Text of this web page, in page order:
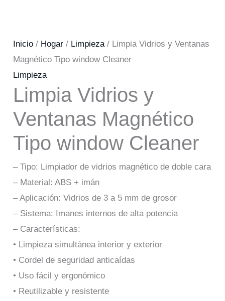
Inicio / Hogar / Limpieza/ Limpia Vidrios y Ventanas
Magnético Tipo window Cleaner
Limpieza
Limpia Vidrios y
Ventanas Magnético
Tipo window Cleaner
– Tipo: Limpiador de vidrios magnético de doble cara
– Material: ABS + imán
– Aplicación: Vidrios de 3 a 5 mm de grosor
– Sistema: Imanes internos de alta potencia
– Características:
• Limpieza simultánea interior y exterior
• Cordel de seguridad anticaídas
• Uso fácil y ergonómico
• Reutilizable y resistente